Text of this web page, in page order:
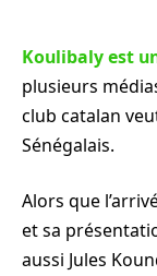
Koulibaly est
plusieurs
club catalan
Sénégalais.
Alors que
et sa
aussi Jules